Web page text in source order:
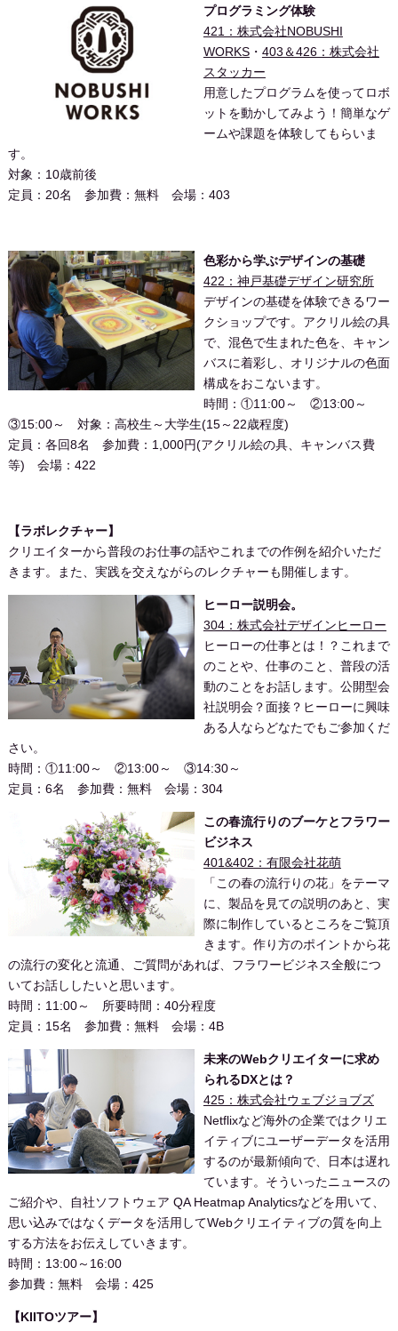
プログラミング体験
421：株式会社NOBUSHI
WORKS・ 403＆426：株式会社
スタッカー
用意したプログラムを使ってロボ
ットを動かしてみよう！簡単なゲ
ームや課題を体験してもらいま
す。
対象：10歳前後
定員：20名 参加費：無料 会場：403
色彩から学ぶデザインの基礎
422：神戸基礎デザイン研究所
デザインの基礎を体験できるワー
クショップです。アクリル絵の具
で、混色で生まれた色を、キャン
バスに着彩し、オリジナルの色面
構成をおこないます。
時間：①11:00～ ②13:00～
③15:00～ 対象：高校生～大学生(15～22歳程度)
定員：各回8名 参加費：1,000円(アクリル絵の具、キャンバス費
等) 会場：422
【ラボレクチャー】
クリエイターから普段のお仕事の話やこれまでの作例を紹介いただ
きます。また、実践を交えながらのレクチャーも開催します。
ヒーロー説明会。
304：株式会社デザインヒーロー
ヒーローの仕事とは！？これまで
のことや、仕事のこと、普段の活
動のことをお話します。公開型会
社説明会？面接？ヒーローに興味
ある人ならどなたでもご参加くだ
さい。
時間：①11:00～ ②13:00～ ③14:30～
定員：6名 参加費：無料 会場：304
この春流行りのブーケとフラワー
ビジネス
401&402：有限会社花萌
「この春の流行りの花」をテーマ
に、製品を見ての説明のあと、実
際に制作しているところをご覧頂
きます。作り方のポイントから花
の流行の変化と流通、ご質問があれば、フラワービジネス全般につ
いてお話ししたいと思います。
時間：11:00～ 所要時間：40分程度
定員：15名 参加費：無料 会場：4B
未来のWebクリエイターに求め
られるDXとは？
425：株式会社ウェブジョブズ
Netflixなど海外の企業ではクリエ
イティブにユーザーデータを活用
するのが最新傾向で、日本は遅れ
ています。そういったニュースの
ご紹介や、自社ソフトウェア QA Heatmap Analyticsなどを用いて、
思い込みではなくデータを活用してWebクリエイティブの質を向上
する方法をお伝えしていきます。
時間：13:00～16:00
参加費：無料 会場：425
【KIITOツアー】